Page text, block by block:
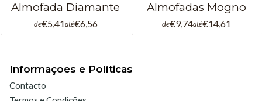
Almofada Diamante
de€5,41até€6,56
Almofadas Mogno
de€9,74até€14,61
Informações e Políticas
Contacto